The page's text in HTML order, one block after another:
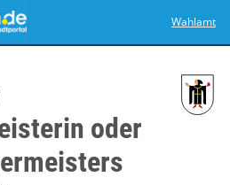
Wahlamt
oder